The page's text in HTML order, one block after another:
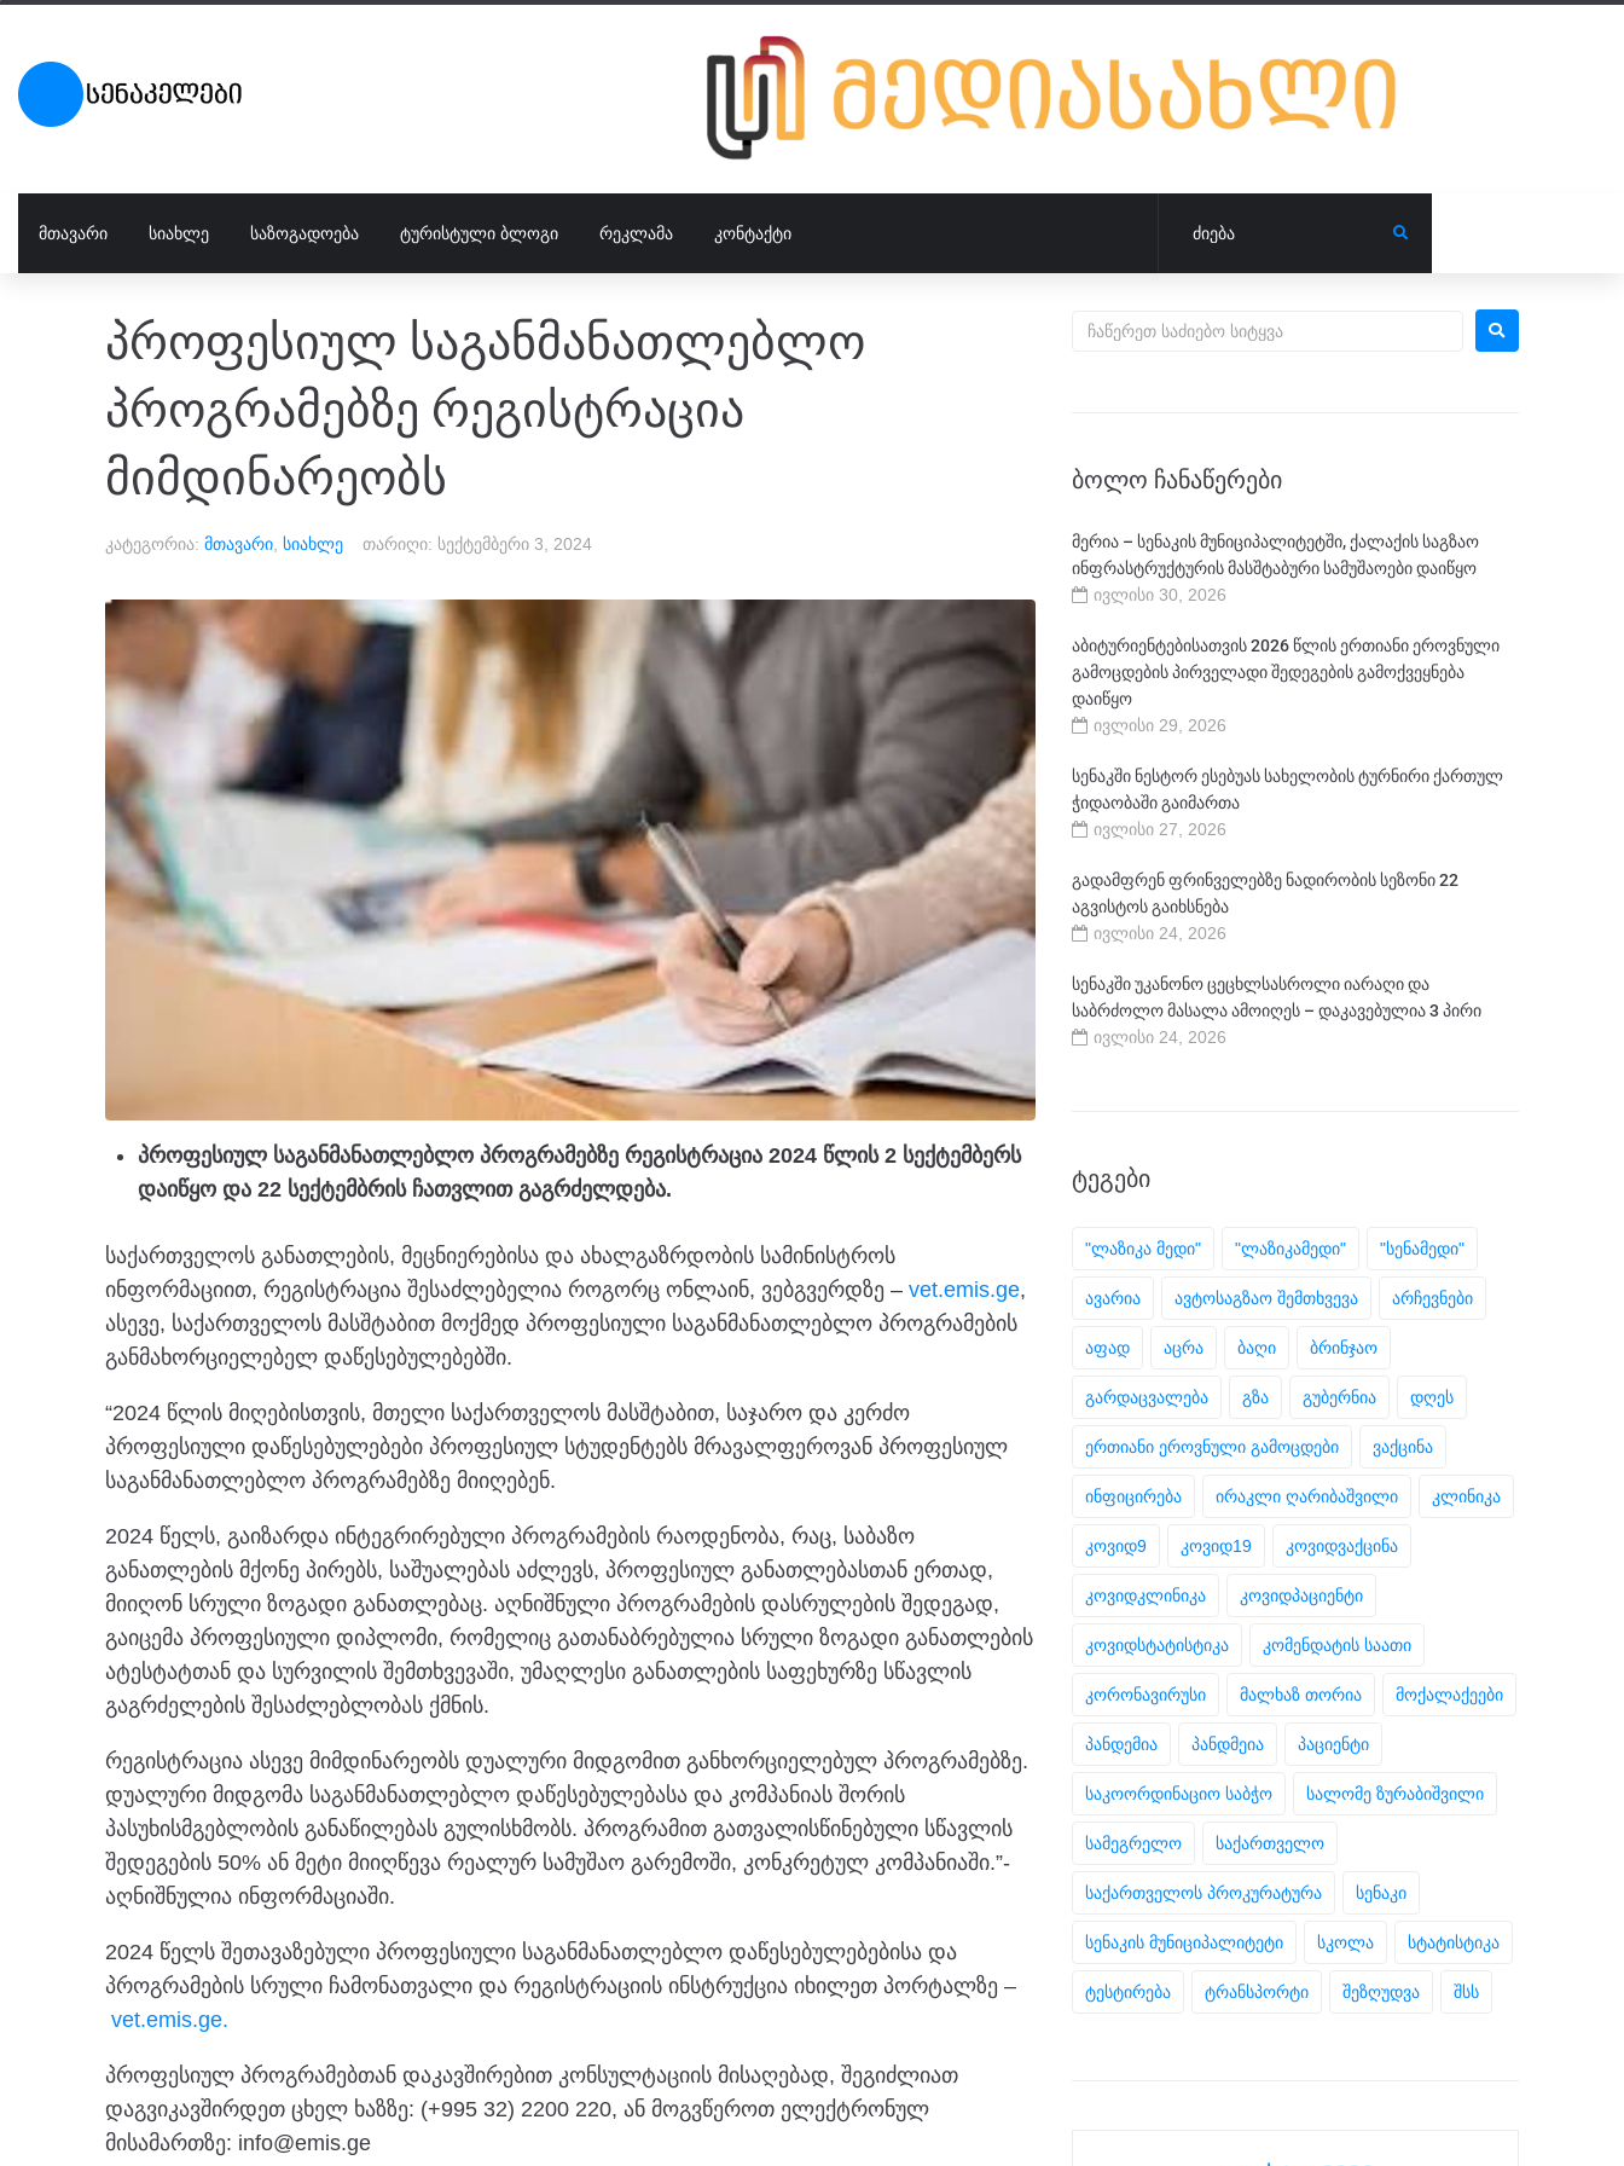
ᲛᲗᲐᲕᲐᲠᲘ ᲡᲘᲐᲮᲚᲔ ᲡᲐᲖᲝᲒᲐᲓᲝᲔᲑᲐ ᲢᲣᲠᲘᲡᲢᲣᲚᲘ ᲑᲚᲝᲒᲘ ᲠᲔᲙᲚᲐᲛᲐ ᲙᲝᲜᲢᲐᲥᲢᲘ
პროფესიულ საგანმანათლებლო
პროგრამებზე რეგისტრაცია
მიმდინარეობს
კატეგორია: მთავარი სიახლე თარიღი: სექტემბერი 3, 2024
პროფესიულ საგანმანათლებლო პროგრამებზე რეგისტრაცია 2024 წლის 2 სექტემბერს
დაიწყო და 22 სექტემბრის ჩათვლით გაგრძელდება.
საქართველოს განათლების, მეცნიერებისა და ახალგაზრდობის სამინისტროს
ინფორმაციით, რეგისტრაცია შესაძლებელია როგორც ონლაინ, ვებგვერდზე – vet.emis.ge,
ასევე, საქართველოს მასშტაბით მოქმედ პროფესიული საგანმანათლებლო პროგრამების
განმახორციელებელ დაწესებულებებში.
“2024 წლის მიღებისთვის, მთელი საქართველოს მასშტაბით, საჯარო და კერძო
პროფესიული დაწესებულებები პროფესიულ სტუდენტებს მრავალფეროვან პროფესიულ
საგანმანათლებლო პროგრამებზე მიიღებენ.
2024 წელს, გაიზარდა ინტეგრირებული პროგრამების რაოდენობა, რაც, საბაზო
განათლების მქონე პირებს, საშუალებას აძლევს, პროფესიულ განათლებასთან ერთად,
მიიღონ სრული ზოგადი განათლებაც. აღნიშნული პროგრამების დასრულების შედეგად,
გაიცემა პროფესიული დიპლომი, რომელიც გათანაბრებულია სრული ზოგადი განათლების
ატესტატთან და სურვილის შემთხვევაში, უმაღლესი განათლების საფეხურზე სწავლის
გაგრძელების შესაძლებლობას ქმნის.
რეგისტრაცია ასევე მიმდინარეობს დუალური მიდგომით განხორციელებულ პროგრამებზე.
დუალური მიდგომა საგანმანათლებლო დაწესებულებასა და კომპანიას შორის
პასუხისმგებლობის განაწილებას გულისხმობს. პროგრამით გათვალისწინებული სწავლის
შედეგების 50% ან მეტი მიიღწევა რეალურ სამუშაო გარემოში, კონკრეტულ კომპანიაში.”-
აღნიშნულია ინფორმაციაში.
2024 წელს შეთავაზებული პროფესიული საგანმანათლებლო დაწესებულებებისა და
პროგრამების სრული ჩამონათვალი და რეგისტრაციის ინსტრუქცია იხილეთ პორტალზე –
vet.emis.ge.
პროფესიულ პროგრამებთან დაკავშირებით კონსულტაციის მისაღებად, შეგიძლიათ
დაგვიკავშირდეთ ცხელ ხაზზე: (+995 32) 2200 220, ან მოგვწეროთ ელექტრონულ
მისამართზე: info@emis.ge
ᲑᲝᲚᲝ ᲩᲐᲜᲐᲬᲔᲠᲔᲑᲘ
მერია – სენაკის მუნიციპალიტეტში, ქალაქის საგზაო
ინფრასტრუქტურის მასშტაბური სამუშაოები დაიწყო
ივლისი 30, 2026
აბიტურიენტებისათვის 2026 წლის ერთიანი ეროვნული
გამოცდების პირველადი შედეგების გამოქვეყნება
დაიწყო
ივლისი 29, 2026
სენაკში ნესტორ ესებუას სახელობის ტურნირი ქართულ
ჭიდაობაში გაიმართა
ივლისი 27, 2026
გადამფრენ ფრინველებზე ნადირობის სეზონი 22
აგვისტოს გაიხსნება
ივლისი 24, 2026
სენაკში უკანონო ცეცხლსასროლი იარაღი და
საბრძოლო მასალა ამოიღეს – დაკავებულია 3 პირი
ივლისი 24, 2026
ᲢᲔᲒᲔᲑᲘ
"ლაზიკა მედი" "ლაზიკამედი" "სენამედი"
ავარია ავტოსაგზაო შემთხვევა არჩევნები
აფად აცრა ბაღი ბრინჯაო
გარდაცვალება გზა გუბერნია დღეს
ერთიანი ეროვნული გამოცდები ვაქცინა
ინფიცირება ირაკლი ღარიბაშვილი კლინიკა
კოვიდ9 კოვიდ19 კოვიდვაქცინა
კოვიდკლინიკა კოვიდპაციენტი
კოვიდსტატისტიკა კომენდატის საათი
კორონავირუსი მალხაზ თორია მოქალაქეები
პანდემია პანდმეია პაციენტი
საკოორდინაციო საბჭო სალომე ზურაბიშვილი
სამეგრელო საქართველო
საქართველოს პროკურატურა სენაკი
სენაკის მუნიციპალიტეტი სკოლა სტატისტიკა
ტესტირება ტრანსპორტი შეზღუდვა შსს